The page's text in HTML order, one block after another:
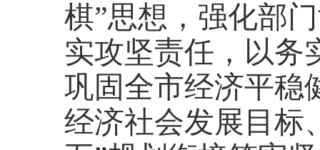
棋”思想，强化部
实攻坚责任，以务
巩固全市经济平稳
经济社会发展目标